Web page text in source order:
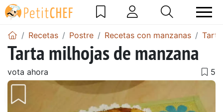
Recetas Postre Recetas con manzanas
Tarta milhojas de manzana
vota ahora